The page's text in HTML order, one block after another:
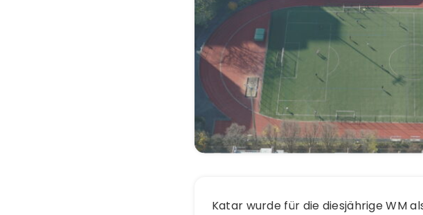
Katar wurde für die diesjährige WM